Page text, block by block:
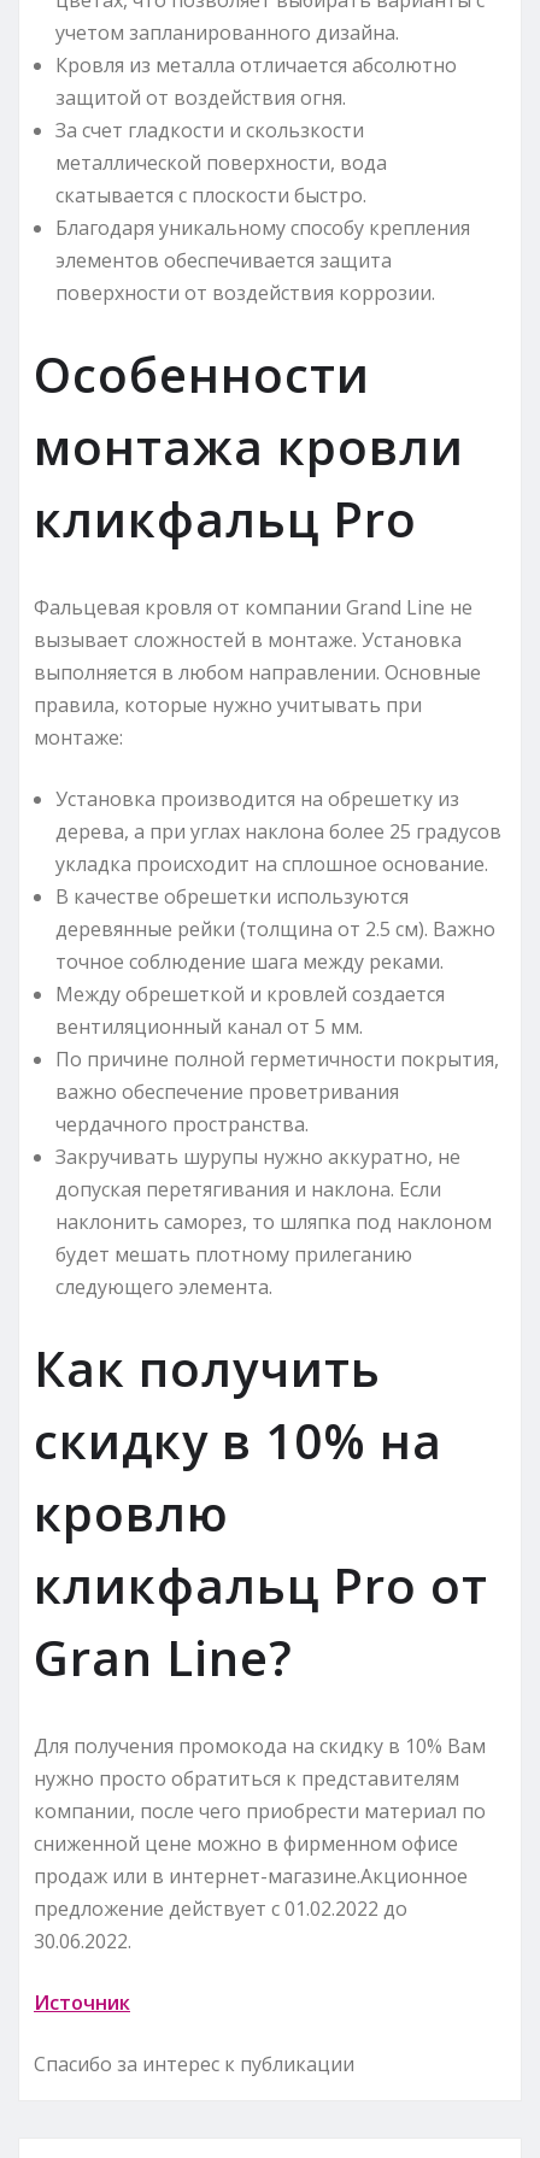
учетом запланированного дизайна.
Кровля из металла отличается абсолютно
защитой от воздействия огня.
За счет гладкости и скользкости
металлической поверхности, вода
скатывается с плоскости быстро.
Благодаря уникальному способу крепления
элементов обеспечивается защита
поверхности от воздействия коррозии.
Особенности
монтажа кровли
кликфальц Pro
Фальцевая кровля от компании Grand Line не
вызывает сложностей в монтаже. Установка
выполняется в любом направлении. Основные
правила, которые нужно учитывать при
монтаже:
Установка производится на обрешетку из
дерева, а при углах наклона более 25 градусов
укладка происходит на сплошное основание.
В качестве обрешетки используются
деревянные рейки (толщина от 2.5 см). Важно
точное соблюдение шага между реками.
Между обрешеткой и кровлей создается
вентиляционный канал от 5 мм.
По причине полной герметичности покрытия,
важно обеспечение проветривания
чердачного пространства.
Закручивать шурупы нужно аккуратно, не
допуская перетягивания и наклона. Если
наклонить саморез, то шляпка под наклоном
будет мешать плотному прилеганию
следующего элемента.
Как получить
скидку в 10% на
кровлю
кликфальц Pro от
Gran Line?
Для получения промокода на скидку в 10% Вам
нужно просто обратиться к представителям
компании, после чего приобрести материал по
сниженной цене можно в фирменном офисе
продаж или в интернет-магазине.Акционное
предложение действует с 01.02.2022 до
30.06.2022.
Источник
Спасибо за интерес к публикации